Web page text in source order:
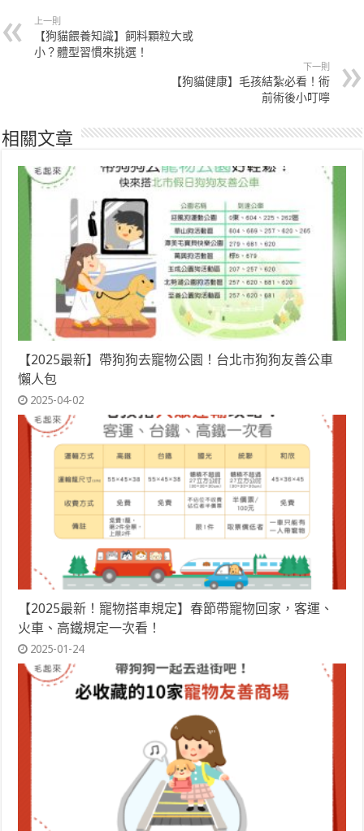
上一則
【狗貓餵養知識】飼料顆粒大或
小？體型習慣來挑選！
下一則
【狗貓健康】毛孩結紮必看！術
前術後小叮嚀
相關文章
【2025最新】帶狗狗去寵物公園！台北市狗狗友善公車
懶人包
2025-04-02
【2025最新！寵物搭車規定】春節帶寵物回家，客運、
火車、高鐵規定一次看！
2025-01-24